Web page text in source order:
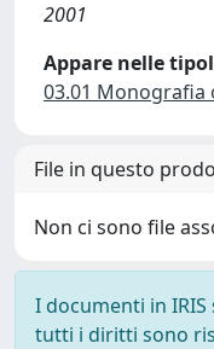
2001
Appare nelle
03.01
File in questo
Non ci sono file
I documenti in
tutti i diritti sono